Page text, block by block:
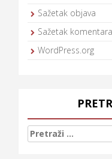
Sažetak objava
Sažetak komentara
WordPress.org
Pretraga: